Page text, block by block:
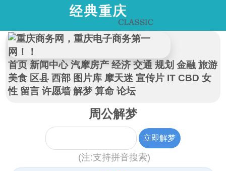
首页 新闻中心 汽摩房产 经济 交通 规划 金融 旅游
美食 区县 西部 图片库 摩天迷 宣传片 IT CBD 女
性 留言 许愿墙 解梦 算命 论坛
周公解梦
(注:支持拼音搜索)